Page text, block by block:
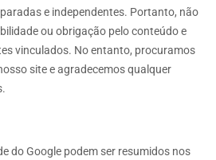
e independentes. Portanto, não
ou obrigação pelo conteúdo e
vinculados. No entanto, procuramos
site e agradecemos qualquer
do Google podem ser resumidos nos